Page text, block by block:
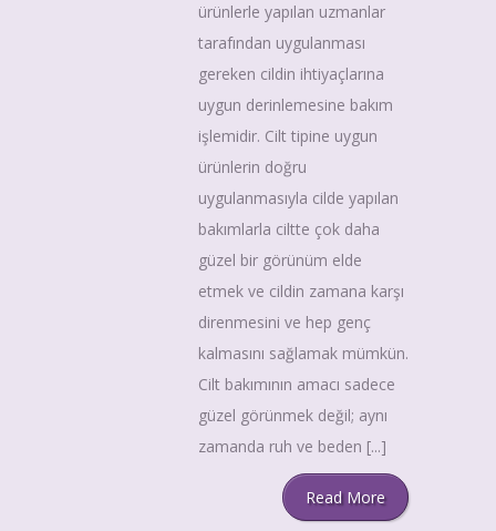
ürünlerle yapılan uzmanlar
tarafından uygulanması
gereken cildin ihtiyaçlarına
uygun derinlemesine bakım
işlemidir. Cilt tipine uygun
ürünlerin doğru
uygulanmasıyla cilde yapılan
bakımlarla ciltte çok daha
güzel bir görünüm elde
etmek ve cildin zamana karşı
direnmesini ve hep genç
kalmasını sağlamak mümkün.
Cilt bakımının amacı sadece
güzel görünmek değil; aynı
zamanda ruh ve beden [...]
Read More